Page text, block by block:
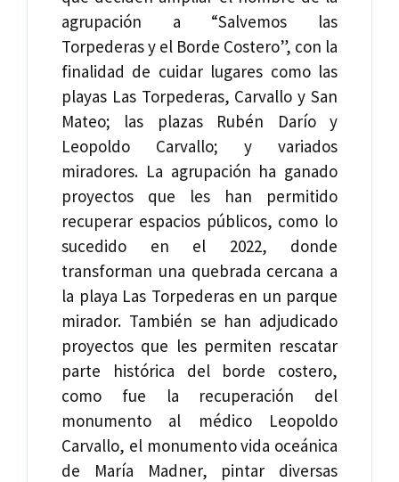
agrupación a “Salvemos las
Torpederas y el Borde Costero”, con la
finalidad de cuidar lugares como las
playas Las Torpederas, Carvallo y San
Mateo; las plazas Rubén Darío y
Leopoldo Carvallo; y variados
miradores. La agrupación ha ganado
proyectos que les han permitido
recuperar espacios públicos, como lo
sucedido en el 2022, donde
transforman una quebrada cercana a
la playa Las Torpederas en un parque
mirador. También se han adjudicado
proyectos que les permiten rescatar
parte histórica del borde costero,
como fue la recuperación del
monumento al médico Leopoldo
Carvallo, el monumento vida oceánica
de María Madner, pintar diversas